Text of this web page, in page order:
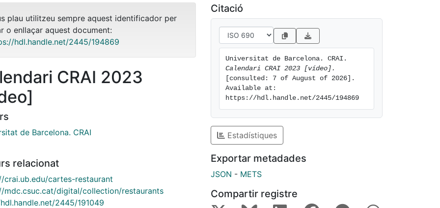
plau utilitzeu sempre aquest identificador per
o enllaçar aquest document:
hdl.handle.net/2445/194869
CRAI 2023
de Barcelona. CRAI
relacionat
crai.ub.edu/cartes-restaurant
mdc.csuc.cat/digital/collection/restaurants
2445/191049
Citació
Calendari CRAI 2023 [vídeo].
[consulted: 7 of August of 2026].
Available at:
https://hdl.handle.net/2445/194869
Estadístiques
Exportar metadades
JSON - METS
Compartir registre